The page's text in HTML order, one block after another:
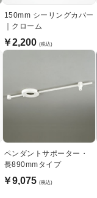
150mm シーリングカバー
｜クローム
￥2,200 (税込)
ペンダントサポーター・
長890mmタイプ
￥9,075 (税込)